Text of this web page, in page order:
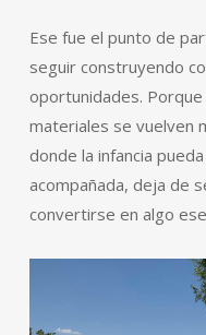
Ese fue el punto de
seguir construyendo
oportunidades. Porque
materiales se vuelven
donde la infancia
acompañada, deja de
convertirse en algo